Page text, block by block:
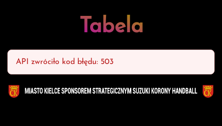
Tabela
API zwróciło kod błędu: 503